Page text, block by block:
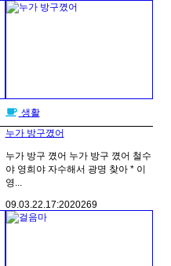
생활
누가 방구꼈어
누가 방구 꼈어 누가 방구 꼈어 철수
야 영희야 자수해서 광명 찾아 * 이
영...
09.03.22. 17:2020269